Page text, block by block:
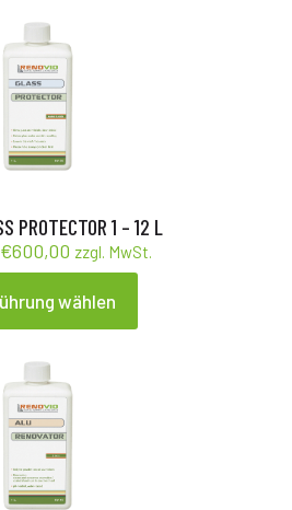
PROTECTOR 1 – 12 L
€600,00 Preisspanne:
€67,50
bis
€600,00
zzgl. MwSt.
wählen